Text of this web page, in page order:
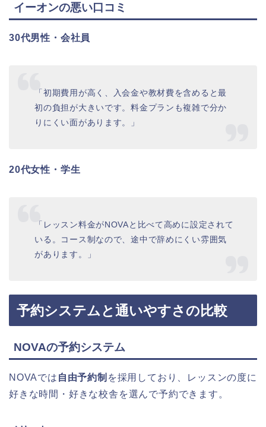
イーオンの悪い口コミ
30代男性・会社員
「初期費用が高く、入会金や教材費を含めると最
初の負担が大きいです。料金プランも複雑で分か
りにくい面があります。」
20代女性・学生
「レッスン料金がNOVAと比べて高めに設定されて
いる。コース制なので、途中で辞めにくい雰囲気
があります。」
予約システムと通いやすさの比較
NOVAの予約システム
NOVAでは 自由予約制 を採用しており、レッスンの度に
好きな時間・好きな校舎を選んで予約できます。